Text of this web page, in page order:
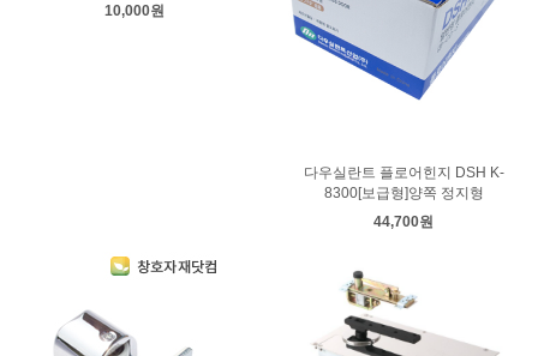
10,000원
다우실란트 플로어힌지 DSH K-
8300[보급형]양쪽 정지형
44,700원